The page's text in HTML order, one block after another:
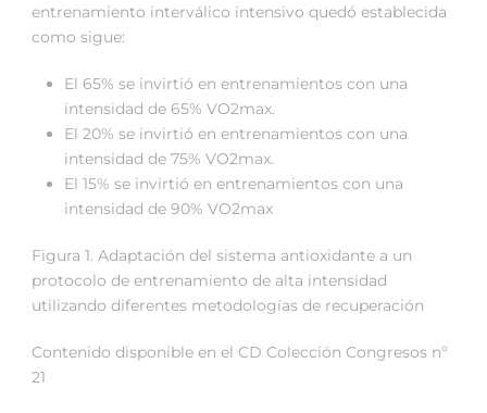
entrenamiento interválico intensivo quedó establecida
como sigue:
El 65% se invirtió en entrenamientos con una
intensidad de 65% VO2max.
El 20% se invirtió en entrenamientos con una
intensidad de 75% VO2max.
El 15% se invirtió en entrenamientos con una
intensidad de 90% VO2max
Figura 1. Adaptación del sistema antioxidante a un
protocolo de entrenamiento de alta intensidad
utilizando diferentes metodologías de recuperación
Contenido disponible en el CD Colección Congresos nº
21